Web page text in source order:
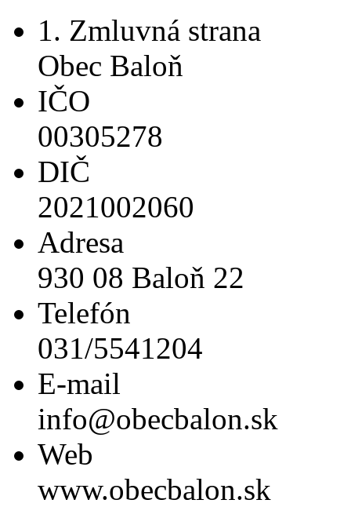
1. Zmluvná strana
Obec Baloň
IČO
00305278
DIČ
2021002060
Adresa
930 08 Baloň 22
Telefón
031/5541204
E-mail
info@obecbalon.sk
Web
www.obecbalon.sk